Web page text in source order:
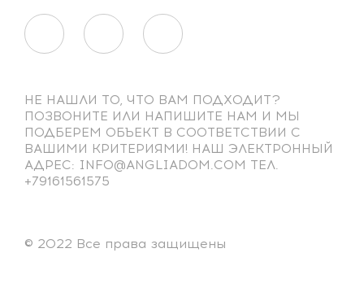
НЕ НАШЛИ ТО, ЧТО ВАМ ПОДХОДИТ?
ПОЗВОНИТЕ ИЛИ НАПИШИТЕ НАМ И МЫ
ПОДБЕРЕМ ОБЪЕКТ В СООТВЕТСТВИИ С
ВАШИМИ КРИТЕРИЯМИ! НАШ ЭЛЕКТРОННЫЙ
АДРЕС: INFO@ANGLIADOM.COM ТЕЛ.
+79161561575
© 2022 Все права защищены